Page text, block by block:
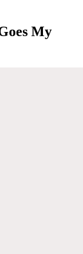
My